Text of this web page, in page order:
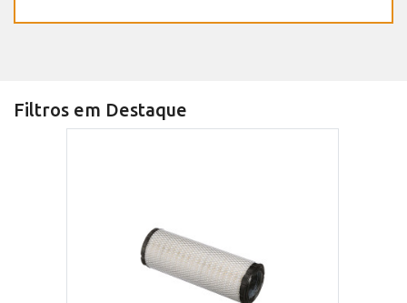
Filtros em Destaque